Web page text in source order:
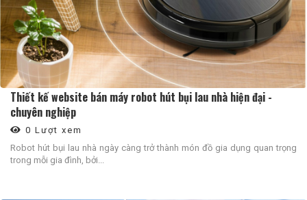
Thiết kế website bán máy robot hút bụi lau nhà hiện đại -
chuyên nghiệp
0 Lượt xem
Robot hút bụi lau nhà ngày càng trở thành món đồ gia dụng quan trọng
trong mỗi gia đình, bởi...